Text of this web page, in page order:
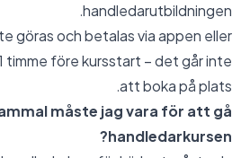
handledarutbildningen.
göras och betalas via appen eller
timme före kursstart – det går inte
att boka på plats.
måste jag vara för att gå
handledarkursen?